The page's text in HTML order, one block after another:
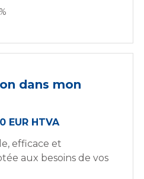
dans mon
EUR HTVA
efficace et
aux besoins de vos